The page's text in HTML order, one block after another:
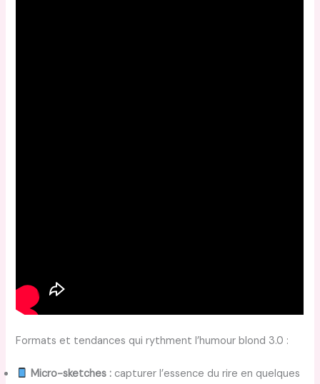
Formats et tendances qui rythment l’humour blond 3.0 :
Micro-sketches : capturer l’essence du rire en quelques